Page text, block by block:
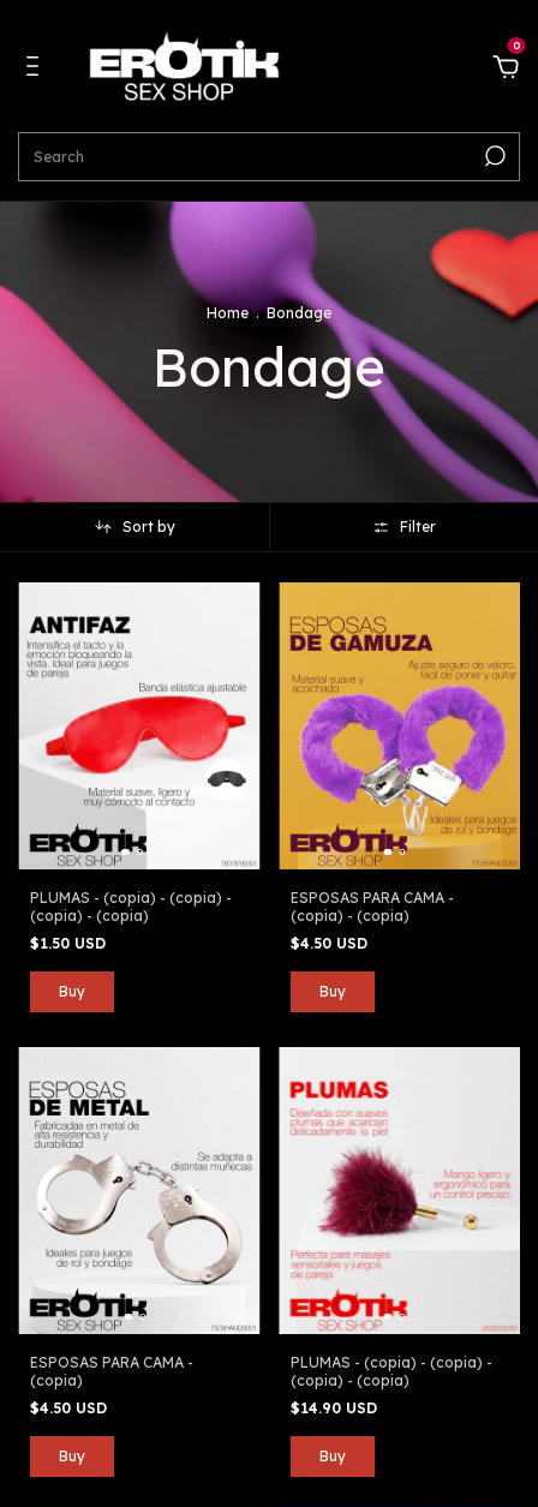
0
Home . Bondage
Bondage
Sort by Filter
PLUMAS - (copia) - (copia) -
(copia) - (copia)
$1.50 USD
ESPOSAS PARA CAMA -
(copia) - (copia)
$4.50 USD
ESPOSAS PARA CAMA -
(copia)
$4.50 USD
PLUMAS - (copia) - (copia) -
(copia) - (copia)
$14.90 USD